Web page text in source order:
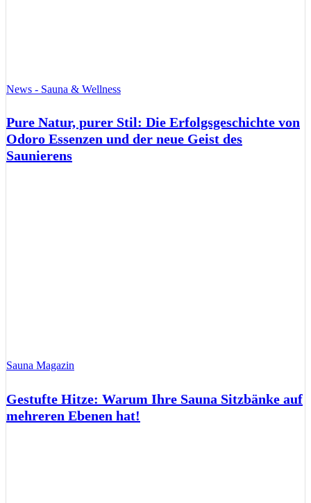
News - Sauna & Wellness
Pure Natur, purer Stil: Die Erfolgsgeschichte von
Odoro Essenzen und der neue Geist des
Saunierens
Sauna Magazin
Gestufte Hitze: Warum Ihre Sauna Sitzbänke auf
mehreren Ebenen hat!